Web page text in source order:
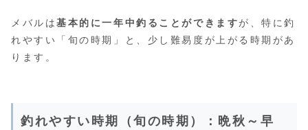
メバルは基本的に一年中釣ることができますが、特に釣
れやすい「旬の時期」と、少し難易度が上がる時期があ
ります。
釣れやすい時期（旬の時期）：晩秋～早